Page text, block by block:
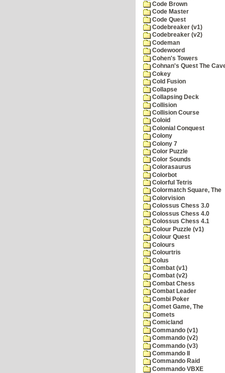
Code Brown
Code Master
Code Quest
Codebreaker (v1)
Codebreaker (v2)
Codeman
Codewoord
Cohen's Towers
Cohnan's Quest The
Cokey
Cold Fusion
Collapse
Collapsing Deck
Collision
Collision Course
Coloid
Colonial Conquest
Colony
Colony 7
Color Puzzle
Color Sounds
Colorasaurus
Colorbot
Colorful Tetris
Colormatch Square, The
Colorvision
Colossus Chess 3.0
Colossus Chess 4.0
Colossus Chess 4.1
Colour Puzzle (v1)
Colour Quest
Colours
Colourtris
Colus
Combat (v1)
Combat (v2)
Combat Chess
Combat Leader
Combi Poker
Comet Game, The
Comets
Comicland
Commando (v1)
Commando (v2)
Commando (v3)
Commando II
Commando Raid
Commando VBXE